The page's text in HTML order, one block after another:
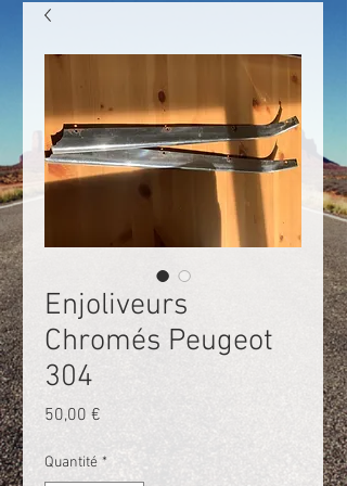
Enjoliveurs
Chromés Peugeot
304
50,00 €
Quantité *